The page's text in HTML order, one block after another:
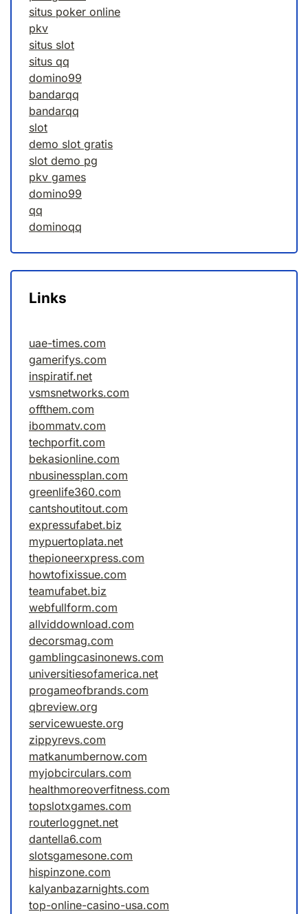
situs poker online
pkv
situs slot
situs qq
domino99
bandarqq
bandarqq
slot
demo slot gratis
slot demo pg
pkv games
domino99
qq
dominoqq
Links
uae-times.com
gamerifys.com
inspiratif.net
vsmsnetworks.com
offthem.com
ibommatv.com
techporfit.com
bekasionline.com
nbusinessplan.com
greenlife360.com
cantshoutitout.com
expressufabet.biz
mypuertoplata.net
thepioneerxpress.com
howtofixissue.com
teamufabet.biz
webfullform.com
allviddownload.com
decorsmag.com
gamblingcasinonews.com
universitiesofamerica.net
progameofbrands.com
qbreview.org
servicewueste.org
zippyrevs.com
matkanumbernow.com
myjobcirculars.com
healthmoreoverfitness.com
topslotxgames.com
routerloggnet.net
dantella6.com
slotsgamesone.com
hispinzone.com
kalyanbazarnights.com
top-online-casino-usa.com